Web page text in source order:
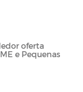
oferta
e Pequenas